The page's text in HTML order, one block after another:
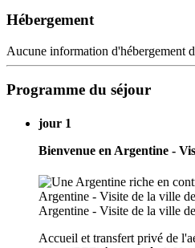
Hébergement
Aucune information d'hébergement
Programme du séjour
jour 1
Bienvenue en Argentine -
Accueil et transfert privé de